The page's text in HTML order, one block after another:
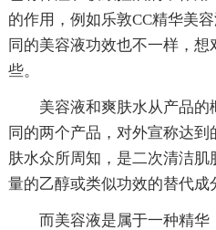
的作用，例如乐敦CC精华美
同的美容液功效也不一样，
些。
美容液和爽肤水从产品
同的两个产品，对外宣称达
肤水众所周知，是二次清洁
量的乙醇或类似功效的替代成
而美容液是属于一种精